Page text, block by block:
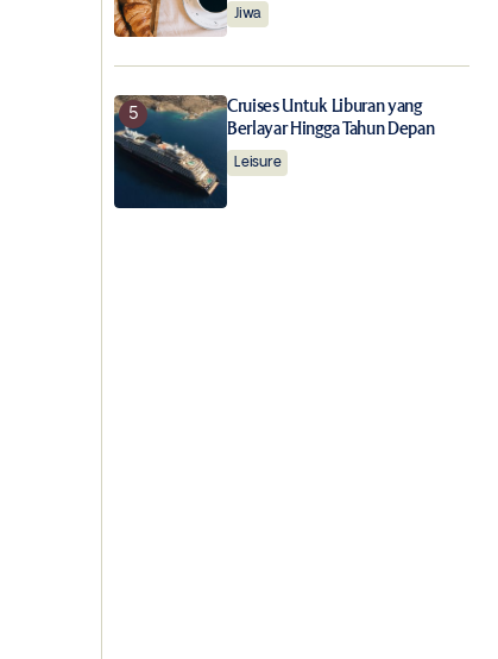
Jiwa
Cruises Untuk Liburan yang
Berlayar Hingga Tahun Depan
Leisure